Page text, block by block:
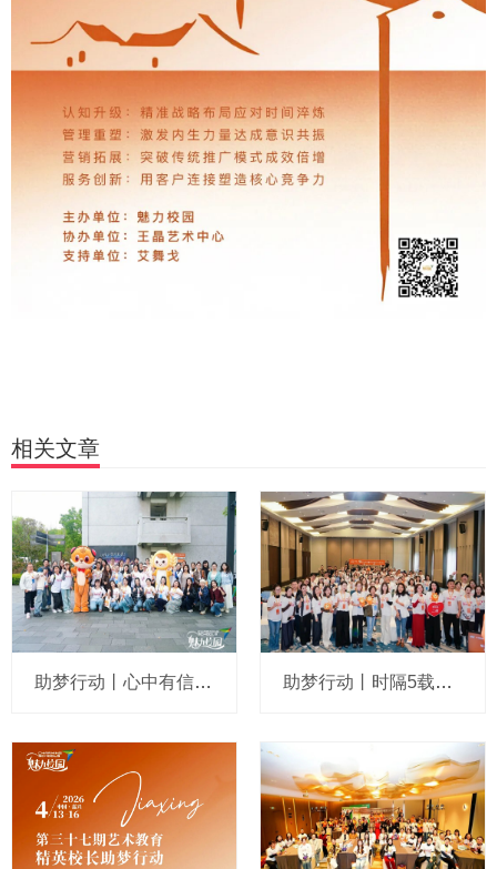
相关文章
助梦行动丨心中有信仰，行动有力量！精英校长在变局中笑对未来 助梦行动丨时隔5载重聚嘉兴，艺教人破局求变、共生共创！